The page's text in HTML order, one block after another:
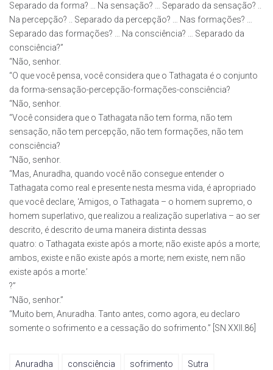
Separado da forma? … Na sensação? … Separado da sensação? ..
Na percepção? .. Separado da percepção? … Nas formações? …
Separado das formações? … Na consciência? … Separado da
consciência?”
“Não, senhor.
“O que você pensa, você considera que o Tathagata é o conjunto
da forma-sensação-percepção-formações-consciência?
“Não, senhor.
“Você considera que o Tathagata não tem forma, não tem
sensação, não tem percepção, não tem formações, não tem
consciência?
“Não, senhor.
“Mas, Anuradha, quando você não consegue entender o
Tathagata como real e presente nesta mesma vida, é apropriado
que você declare, ‘Amigos, o Tathagata – o homem supremo, o
homem superlativo, que realizou a realização superlativa – ao ser
descrito, é descrito de uma maneira distinta dessas
quatro: o Tathagata existe após a morte; não existe após a morte;
ambos, existe e não existe após a morte; nem existe, nem não
existe após a morte.’
?”
“Não, senhor.”
“Muito bem, Anuradha. Tanto antes, como agora, eu declaro
somente o sofrimento e a cessação do sofrimento.” [SN XXII.86]
Anuradha consciência sofrimento Sutra